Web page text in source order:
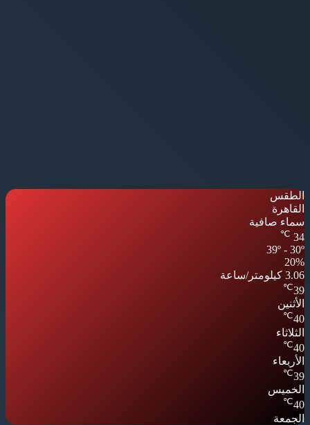
الطقس
القاهرة
سماء صافية
34
℃
39º - 30º
20%
3.06 كيلومتر/ساعة
39
℃
الأثنين
40
℃
الثلاثاء
40
℃
الأربعاء
39
℃
الخميس
40
℃
الجمعة